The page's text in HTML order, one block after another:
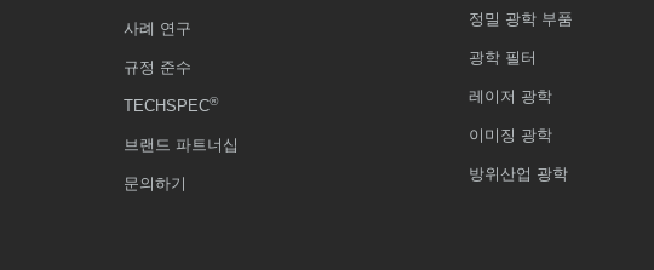
사례 연구
규정 준수
TECHSPEC®
브랜드 파트너십
문의하기
정밀 광학 부품
광학 필터
레이저 광학
이미징 광학
방위산업 광학